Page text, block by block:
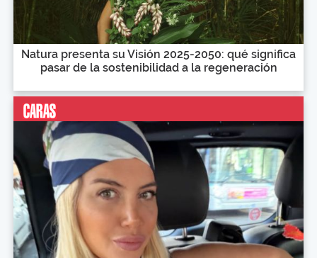
Natura presenta su Visión 2025-2050: qué significa
pasar de la sostenibilidad a la regeneración